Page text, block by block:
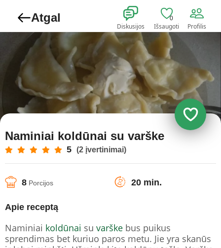
Atgal
Diskusijos
0
Išsaugoti Profilis
Naminiai koldūnai su varške
5 (2 įvertinimai)
8 Porcijos 20 min.
Apie receptą
Naminiai koldūnai su varške bus puikus
sprendimas bet kuriuo paros metu. Jie yra skanūs